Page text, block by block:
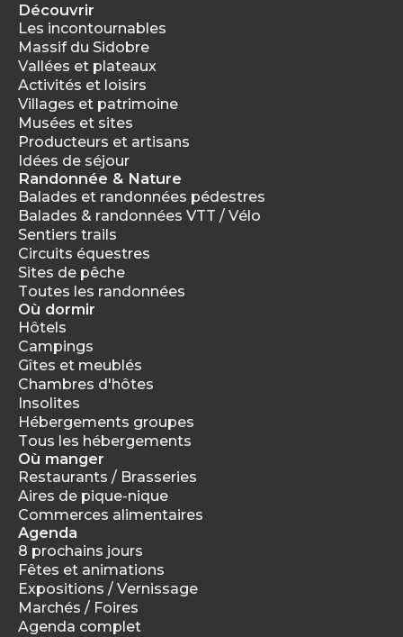
Découvrir
Les incontournables
Massif du Sidobre
Vallées et plateaux
Activités et loisirs
Villages et patrimoine
Musées et sites
Producteurs et artisans
Idées de séjour
Randonnée & Nature
Balades et randonnées pédestres
Balades & randonnées VTT / Vélo
Sentiers trails
Circuits équestres
Sites de pêche
Toutes les randonnées
Où dormir
Hôtels
Campings
Gîtes et meublés
Chambres d'hôtes
Insolites
Hébergements groupes
Tous les hébergements
Où manger
Restaurants / Brasseries
Aires de pique-nique
Commerces alimentaires
Agenda
8 prochains jours
Fêtes et animations
Expositions / Vernissage
Marchés / Foires
Agenda complet